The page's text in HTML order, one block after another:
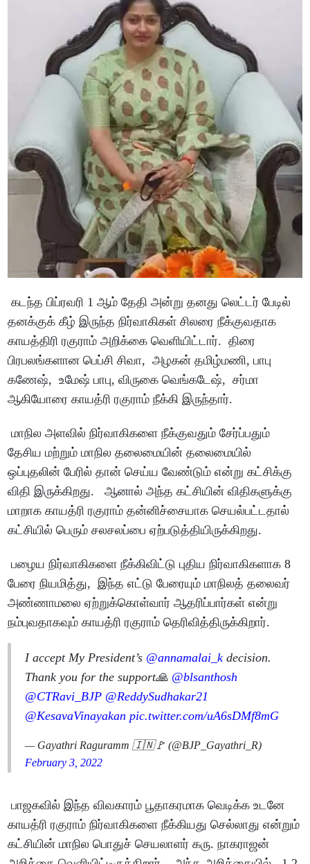
கடந்த பிப்ரவரி 1 ஆம் தேதி அன்று தனது லெட்டர் பேடில்
தனக்குக் கீழ் இருந்த நிர்வாகிகள் சிலரை நீக்குவதாக
காயத்திரி ரகுராம் அறிக்கை வெளியிட்டார். திரை
பிரபலங்களான பெப்சி சிவா, அழகன் தமிழ்மணி, பாபு
கணேஷ், உமேஷ் பாபு, விருகை வெங்கடேஷ், சர்மா
ஆகியோரை காயத்ரி ரகுராம் நீக்கி இருந்தார்.
மாநில அளவில் நிர்வாகிகளை நீக்குவதும் சேர்ப்பதும்
தேசிய மற்றும் மாநில தலைமையின் தலைமையில்
ஒப்புதலின் பேரில் தான் செய்ய வேண்டும் என்று கட்சிக்கு
விதி இருக்கிறது. ஆனால் அந்த கட்சியின் விதிகளுக்கு
மாறாக காயத்ரி ரகுராம் தன்னிச்சையாக செயல்பட்டதால்
கட்சியில் பெரும் சலசலப்பை ஏற்படுத்தியிருக்கிறது.
பழைய நிர்வாகிகளை நீக்கிவிட்டு புதிய நிர்வாகிகளாக 8
பேரை நியமித்து, இந்த எட்டு பேரையும் மாநிலத் தலைவர்
அண்ணாமலை ஏற்றுக்கொள்வார் ஆதரிப்பார்கள் என்று
நம்புவதாகவும் காயத்ரி ரகுராம் தெரிவித்திருக்கிறார்.
I accept My President’s @annamalai_k decision.
Thank you for the support🙏 @blsanthosh
@CTRavi_BJP @ReddySudhakar21
@KesavaVinayakan pic.twitter.com/uA6sDMf8mG
— Gayathri Raguramm 🇮🇳🚩 (@BJP_Gayathri_R)
February 3, 2022
பாஜகவில் இந்த விவகாரம் பூதாகரமாக வெடிக்க உடனே
காயத்ரி ரகுராம் நிர்வாகிகளை நீக்கியது செல்லாது என்றும்
கட்சியின் மாநில பொதுச் செயலாளர் கரு. நாகராஜன்